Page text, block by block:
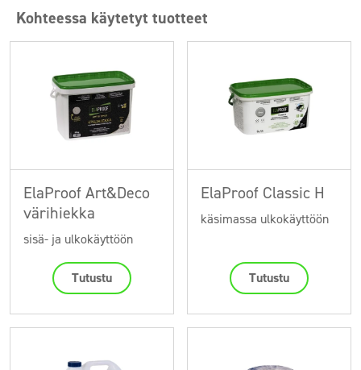
Kohteessa käytetyt tuotteet
ElaProof Art&Deco
värihiekka
sisä- ja ulkokäyttöön
Tutustu
ElaProof Classic H
käsimassa ulkokäyttöön
Tutustu